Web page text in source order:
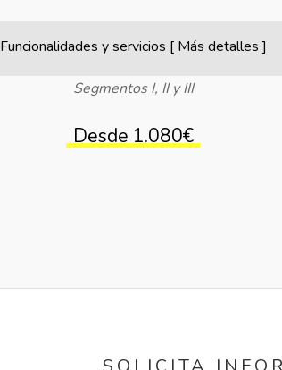
Funcionalidades y servicios [ Más detalles ]
Segmentos I, II y III
Desde 1.080€